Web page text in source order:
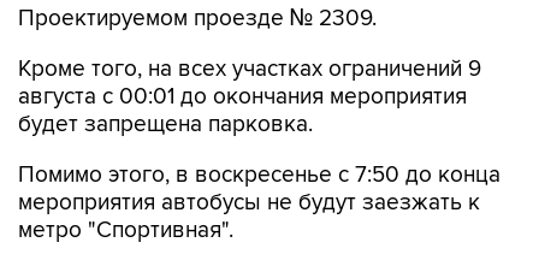
Проектируемом проезде № 2309.
Кроме того, на всех участках ограничений 9
августа с 00:01 до окончания мероприятия
будет запрещена парковка.
Помимо этого, в воскресенье с 7:50 до конца
мероприятия автобусы не будут заезжать к
метро "Спортивная".